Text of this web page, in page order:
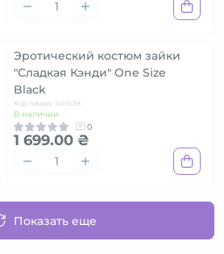
Эротический костюм зайки
"Сладкая Кэнди" One Size
Black
Код товара: SO3638
В наличии
0
1 699.00 ₴
Показать еще